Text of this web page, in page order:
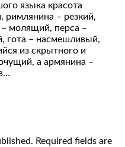
языка красота
римлянина – резкий,
молящий, перса –
гота – насмешливый,
из скрытного и
а армянина –
Required fields are